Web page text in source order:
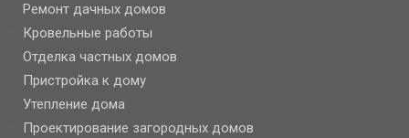
Ремонт дачных домов
Кровельные работы
Отделка частных домов
Пристройка к дому
Утепление дома
Проектирование загородных домов